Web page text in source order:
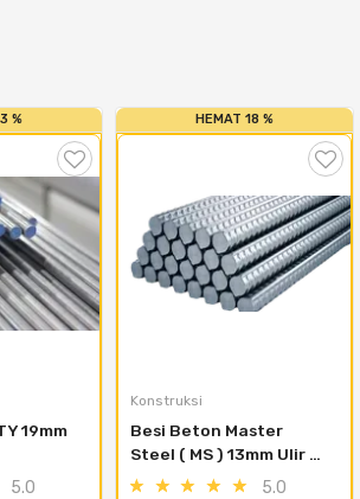
%
19mm
5.0
HEMAT 18 %
Konstruksi
Besi Beton Master
Steel ( MS ) 13mm Ulir
TS420
5.0